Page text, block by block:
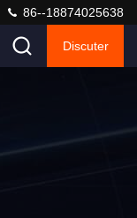
86--18874025638
Discuter